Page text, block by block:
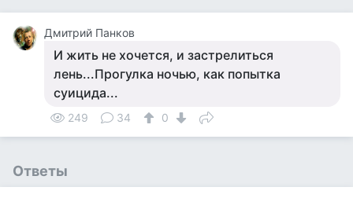
Дмитрий Панков
И жить не хочется, и застрелиться
лень...Прогулка ночью, как попытка
суицида...
249 34 0
Ответы